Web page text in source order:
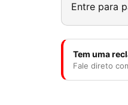
Entre para
Tem uma
Fale direto